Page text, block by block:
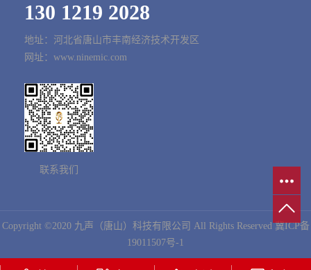
130 1219 2028
地址：河北省唐山市丰南经济技术开发区
网址：www.ninemic.com
联系我们
Copyright ©2020 九声（唐山）科技有限公司 All Rights Reserved冀ICP备
19011507号-1